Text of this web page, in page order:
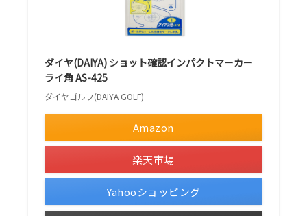
ダイヤ(DAIYA) ショット確認インパクトマーカー
ライ角 AS-425
ダイヤゴルフ(DAIYA GOLF)
Amazon
楽天市場
Yahooショッピング